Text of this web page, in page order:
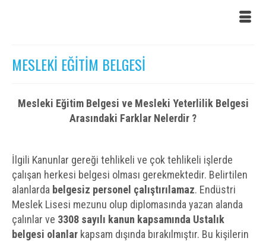
MESLEKİ EĞİTİM BELGESİ
Mesleki Eğitim Belgesi ve Mesleki Yeterlilik Belgesi
Arasındaki Farklar Nelerdir ?
İlgili Kanunlar gereği tehlikeli ve çok tehlikeli işlerde
çalışan herkesi belgesi olması gerekmektedir. Belirtilen
alanlarda belgesiz personel çalıştırılamaz. Endüstri
Meslek Lisesi mezunu olup diplomasında yazan alanda
çalınlar ve 3308 sayılı kanun kapsamında Ustalık
belgesi olanlar kapsam dışında bırakılmıştır. Bu kişilerin